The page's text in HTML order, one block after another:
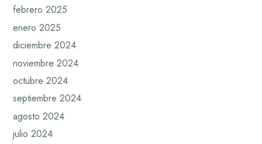
febrero 2025
enero 2025
diciembre 2024
noviembre 2024
octubre 2024
septiembre 2024
agosto 2024
julio 2024